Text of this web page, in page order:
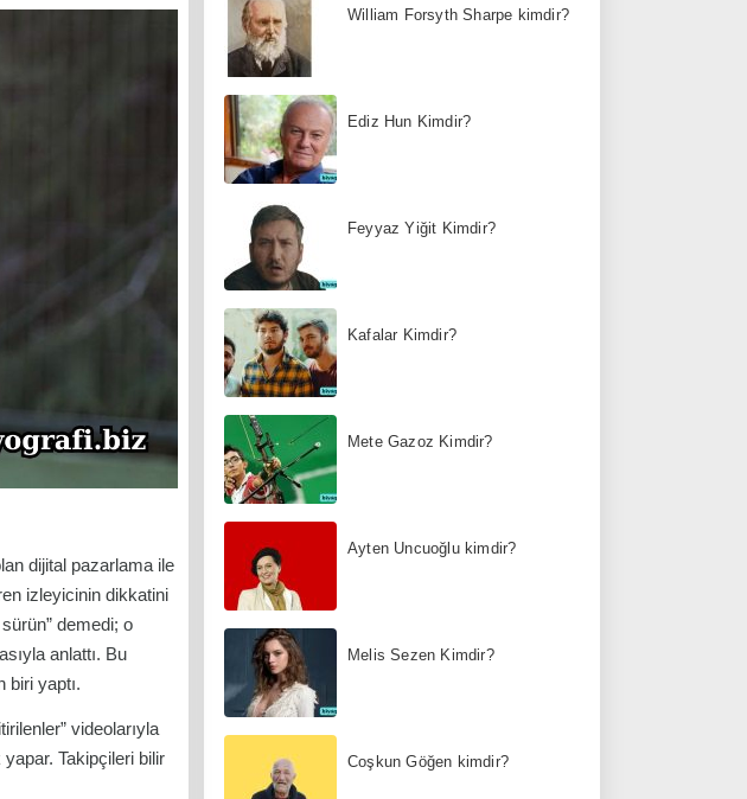
dijital pazarlama ile
izleyicinin dikkatini
demedi; o
anlattı. Bu
biri yaptı.
videolarıyla
Takipçileri bilir
William Forsyth Sharpe kimdir?
Ediz Hun Kimdir?
Feyyaz Yiğit Kimdir?
Kafalar Kimdir?
Mete Gazoz Kimdir?
Ayten Uncuoğlu kimdir?
Melis Sezen Kimdir?
Coşkun Göğen kimdir?